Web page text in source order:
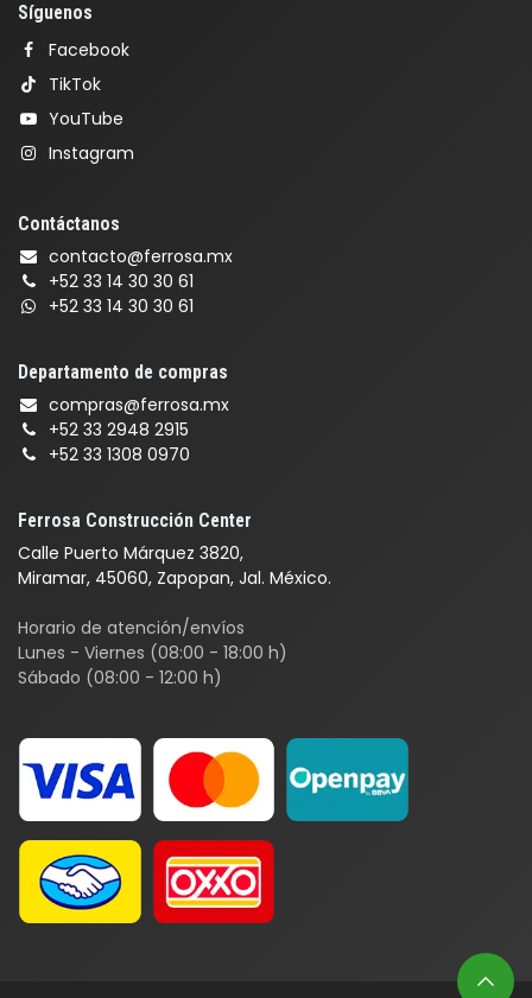
Ferrosa Construcción Center
Calle Puerto Márquez 3820,
Miramar, 45060, Zapopan, Jal. México.
Horario de atención/envíos
Lunes - Viernes (08:00 - 18:00 h)
Sábado (08:00 - 12:00 h)
Síguenos
Facebook
TikTok
YouTube
Instagram
Contáctanos
contacto@ferrosa.mx
+52 33 14 30 30 61
+52 33 14 30 30 61
Departamento de compras
compras@ferrosa.mx
+52 33 2948 2915
+52 33 1308 0970